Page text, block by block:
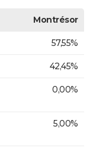
Montrésor
57,55%
42,45%
0,00%
5,00%